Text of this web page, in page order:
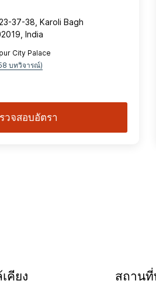
37-38, Karoli Bagh
India
City Palace
บทวิจารณ์)
วจสอบอัตรา
คียง
สถานที่